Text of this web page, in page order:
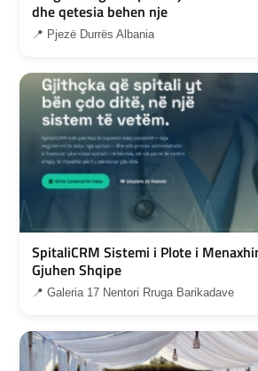
dhe qetesia behen nje
📍 Pjezë Durrës Albania
SpitaliCRM Sistemi i Plote i
Gjuhen Shqipe
📍 Galeria 17 Nentori Rruga Barikadave